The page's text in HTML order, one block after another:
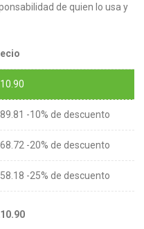
de quien lo usa y
-10% de descuento
-20% de descuento
-25% de descuento